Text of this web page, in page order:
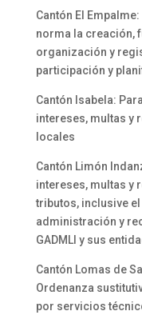
Cantón El
norma la creación,
organización y
participación y
Cantón Isabela:
intereses, multas y
locales
Cantón Limón
intereses, multas y
tributos, inclusive
administración y
GADMLI y sus
Cantón Lomas de
Ordenanza
por servicios